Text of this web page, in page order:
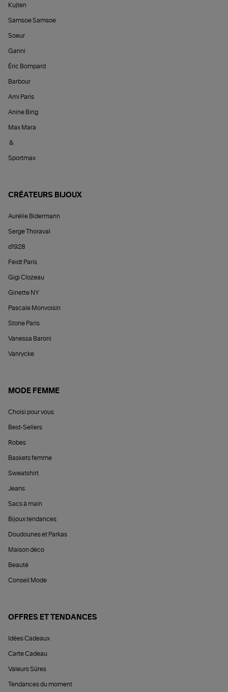
Kujten
Samsoe Samsoe
Soeur
Ganni
Éric Bompard
Barbour
Ami Paris
Anine Bing
Max Mara
&
Sportmax
CRÉATEURS BIJOUX
Aurélie Bidermann
Serge Thoraval
d1928
Feidt Paris
Gigi Clozeau
Ginette NY
Pascale Monvoisin
Stone Paris
Vanessa Baroni
Vanrycke
MODE FEMME
Choisi pour vous
Best-Sellers
Robes
Baskets femme
Sweatshirt
Jeans
Sacs à main
Bijoux tendances
Doudounes et Parkas
Maison déco
Beauté
Conseil Mode
OFFRES ET TENDANCES
Idées Cadeaux
Carte Cadeau
Valeurs Sûres
Tendances du moment